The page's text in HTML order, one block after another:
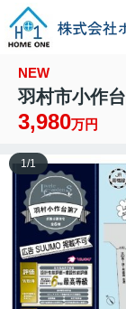
NEW
羽村市小作
3,980万円
1/1